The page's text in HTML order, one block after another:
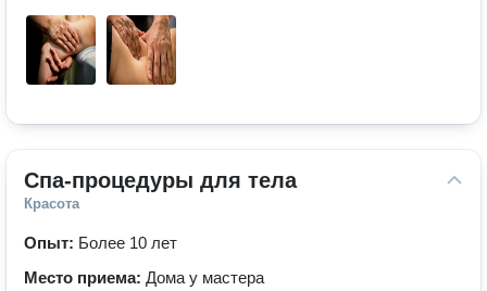
Спа-процедуры для тела
Красота
Опыт: Более 10 лет
Место приема: Дома у мастера